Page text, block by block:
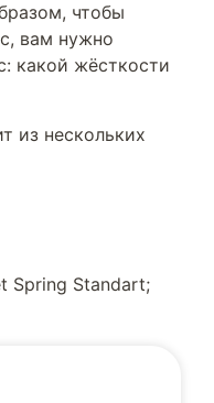
чтобы
вам нужно
какой жёсткости
из нескольких
Spring Standart;